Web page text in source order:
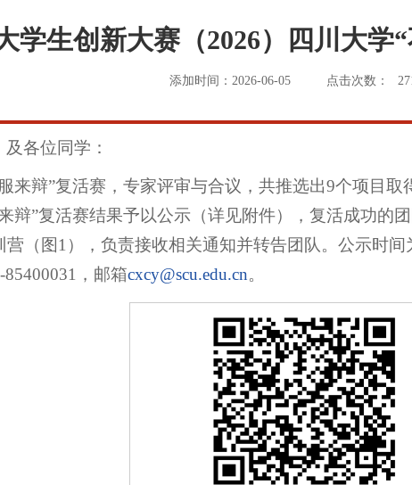
学生创新大赛（2026）四川大学
添加时间：2026-06-05 点击次数：
各位同学：
来辩”复活赛，专家评审与合议，共推选出9个项目
辩”复活赛结果予以公示（详见附件），复活成功的
营（图1），负责接收相关通知并转告团队。公示时
，邮箱cxcy@scu.edu.cn。